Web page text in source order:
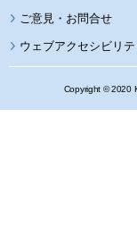
ウェブアクセシビリ
Copyright © 2020